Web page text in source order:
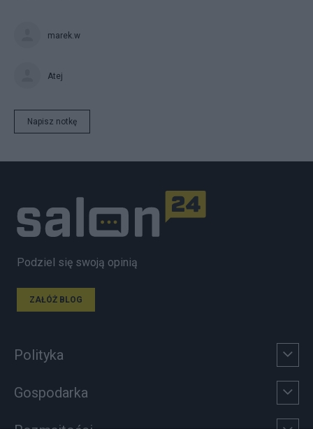
marek.w
Atej
Napisz notkę
Podziel się swoją opinią
ZAŁÓŻ BLOG
Polityka
Gospodarka